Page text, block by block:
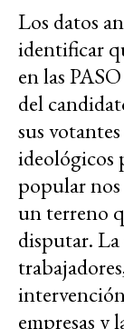
Los datos
identificar
en las
del
sus
ideológicos
popular
un terreno
disputar. La
empresas y